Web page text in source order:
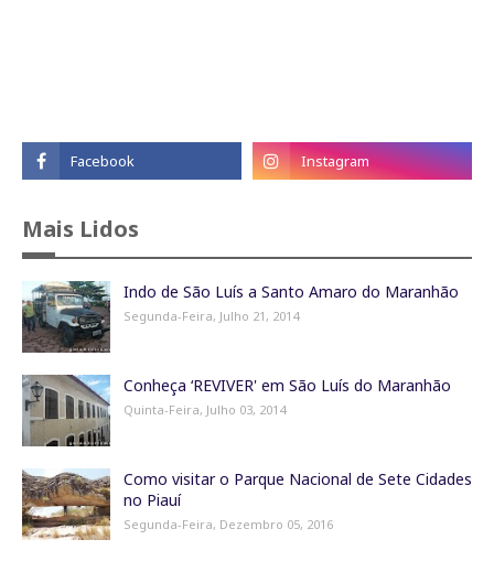
Mais Lidos
Indo de São Luís a Santo Amaro do Maranhão
Segunda-Feira, Julho 21, 2014
Conheça ‘REVIVER' em São Luís do Maranhão
Quinta-Feira, Julho 03, 2014
Como visitar o Parque Nacional de Sete Cidades
no Piauí
Segunda-Feira, Dezembro 05, 2016